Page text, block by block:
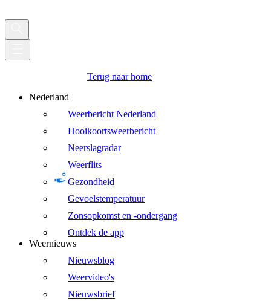
Terug naar home
Nederland
Weerbericht Nederland
Hooikoortsweerbericht
Neerslagradar
Weerflits
Gezondheid
Gevoelstemperatuur
Zonsopkomst en -ondergang
Ontdek de app
Weernieuws
Nieuwsblog
Weervideo's
Nieuwsbrief